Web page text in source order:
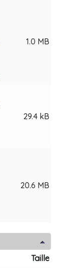
1.0 MB
29.4 kB
20.6 MB
Taille